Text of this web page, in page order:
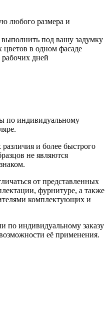
любого размера и
под вашу задумку
цветов в одном фасаде
рабочих дней
по индивидуальному
и более быстрого
не являются
от представленных
фурнитуре, а также
комплектующих и
по индивидуальному заказу
её применения.